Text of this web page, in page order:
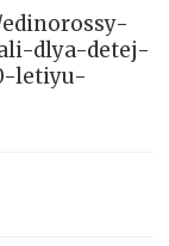
dlya-detej-
letiyu-